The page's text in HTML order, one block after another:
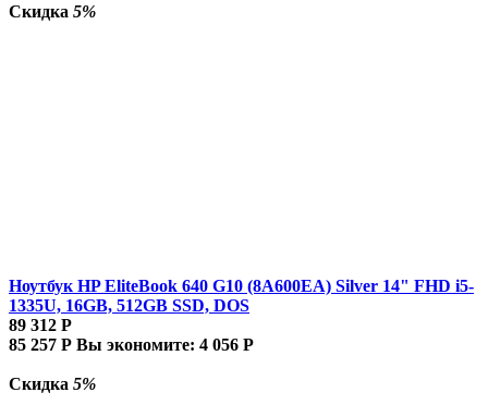
Скидка 5%
Ноутбук HP EliteBook 640 G10 (8A600EA) Silver 14" FHD i5-
1335U, 16GB, 512GB SSD, DOS
89 312 Р
85 257 Р Вы экономите: 4 056 Р
Скидка 5%